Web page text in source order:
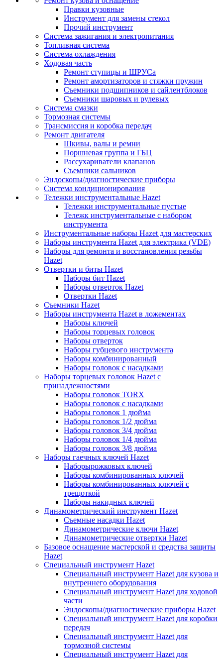
Правки кузовные
Инструмент для замены стекол
Прочий инструмент
Система зажигания и электропитания
Топливная система
Система охлаждения
Ходовая часть
Ремонт ступицы и ШРУСа
Ремонт амортизаторов и стяжки пружин
Съемники подшипников и сайлентблоков
Съемники шаровых и рулевых
Система смазки
Тормозная системы
Трансмиссия и коробка передач
Ремонт двигателя
Шкивы, валы и ремни
Поршневая группа и ГБЦ
Рассухариватели клапанов
Съемники сальников
Эндоскопы/диагностические приборы
Система кондиционирования
Тележки инструментальные Hazet
Тележки инструментальные пустые
Тележк инструментальные с набором
инструмента
Инструментальные наборы Hazet для мастерских
Наборы инструмента Hazet для электрика (VDE)
Наборы для ремонта и восстановления резьбы
Hazet
Отвертки и биты Hazet
Наборы бит Hazet
Наборы отверток Hazet
Отвертки Hazet
Съемники Hazet
Наборы инструмента Hazet в ложементах
Наборы ключей
Наборы торцевых головок
Наборы отверток
Наборы губцевого инструмента
Наборы комбинированный
Наборы головок с насадками
Наборы торцевых головок Hazet с
принадлежностями
Наборы головок TORX
Наборы головок с насадками
Наборы головок 1 дюйма
Наборы головок 1/2 дюйма
Наборы головок 3/4 дюйма
Наборы головок 1/4 дюйма
Наборы головок 3/8 дюйма
Наборы гаечных ключей Hazet
Наборырожковых ключей
Наборы комбинированных ключей
Наборы комбинированных ключей с
трещоткой
Наборы накидных ключей
Динамометрический инструмент Hazet
Съемные насадки Hazet
Динамометрические ключи Hazet
Динамометрические отвертки Hazet
Базовое оснащение мастерской и средства защиты
Hazet
Специальный инструмент Hazet
Специальный инструмент Hazet для кузова и
внутреннего оборудования
Специальный инструмент Hazet для ходовой
части
Эндоскопы/диагностические приборы Hazet
Специальный инструмент Hazet для коробки
передач
Специальный инструмент Hazet для
тормозной системы
Специальный инструмент Hazet для